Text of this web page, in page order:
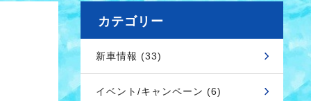
カテゴリー
新車情報 (33)
イベント/キャンペーン (6)